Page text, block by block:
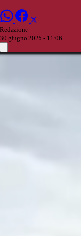
Redazione
30 giugno 2025 - 11:06